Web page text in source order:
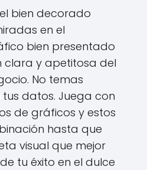
bien decorado
en el
bien presentado
clara y apetitosa del
No temas
datos. Juega con
de gráficos y estos
hasta que
visual que mejor
tu éxito en el dulce